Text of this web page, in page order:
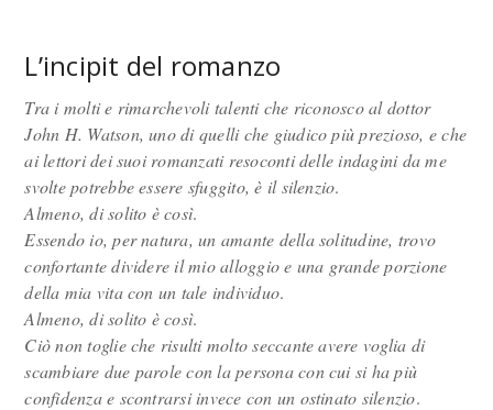
L’incipit del romanzo
Tra i molti e rimarchevoli talenti che riconosco al dottor
John H. Watson, uno di quelli che giudico più prezioso, e che
ai lettori dei suoi romanzati resoconti delle indagini da me
svolte potrebbe essere sfuggito, è il silenzio.
Almeno, di solito è così.
Essendo io, per natura, un amante della solitudine, trovo
confortante dividere il mio alloggio e una grande porzione
della mia vita con un tale individuo.
Almeno, di solito è così.
Ciò non toglie che risulti molto seccante avere voglia di
scambiare due parole con la persona con cui si ha più
confidenza e scontrarsi invece con un ostinato silenzio.